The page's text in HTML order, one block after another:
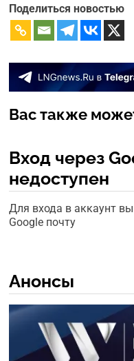
Поделиться новостью
Вас также
Вход через
недоступен
Для входа в аккаунт
Google почту
Анонсы